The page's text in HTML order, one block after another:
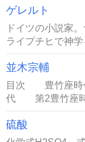
ゲレルト
ドイツの小説家
ライプチヒで神
並木宗輔
目次 豊竹座
代 第2豊竹座時
硫酸